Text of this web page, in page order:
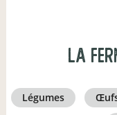
La
légumes